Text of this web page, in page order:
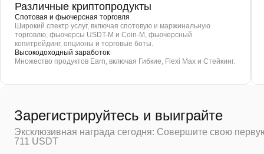
Различные криптопродукты
Спотовая и фьючерсная торговля
Широкий спектр услуг, включая спотовую и маржинальную
торговлю, фьючерсы USDT-M и Coin-M, фьючерсный
копитрейдинг, опционы и торговые боты.
Высокодоходный заработок
Множество продуктов Earn, включая Гибкие, Flexi Max и Стейкинг.
Зарегистрируйтесь и выиграйте
Эксклюзивная награда сегодня: Совершите свою
711 USDT